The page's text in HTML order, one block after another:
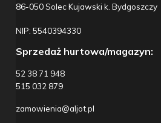
86-050 Solec Kujawski k. Bydgoszczy
NIP: 5540394330
Sprzedaż hurtowa/magazyn:
52 38 71 948
515 032 879
zamowienia@aljot.pl